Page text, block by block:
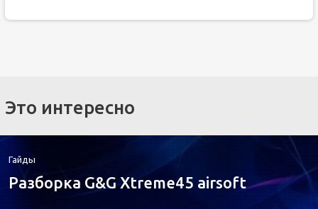
Это интересно
Гайды
Разборка G&G Xtreme45 airsoft